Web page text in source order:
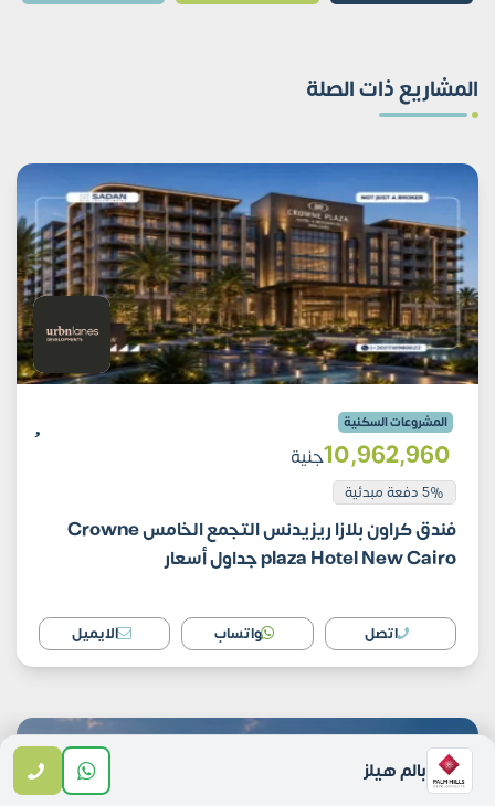
المشاريع ذات الصلة
المشروعات السكنية
10٬962٬960جنية
5% دفعة مبدئية
فندق كراون بلازا ريزيدنس التجمع الخامس Crowne
plaza Hotel New Cairo جداول أسعار
اتصل واتساب الايميل
بالم هيلز